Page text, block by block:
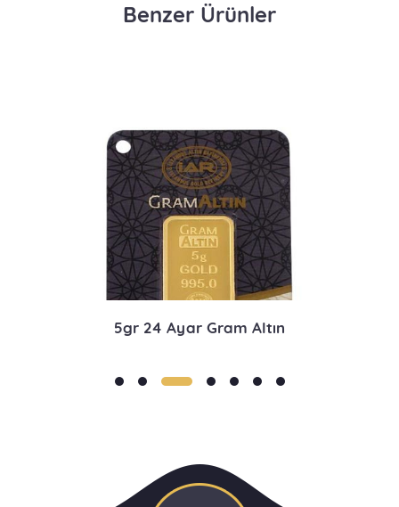
Benzer Ürünler
5gr 24 Ayar Gram Altın